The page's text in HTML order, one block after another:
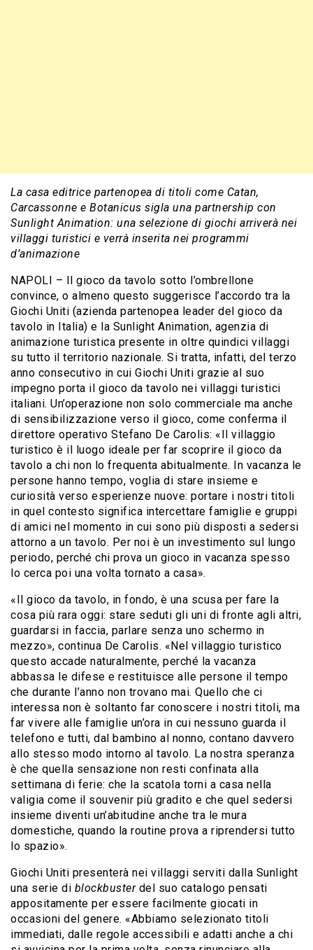
La casa editrice partenopea di titoli come Catan,
Carcassonne e Botanicus sigla una partnership con
Sunlight Animation: una selezione di giochi arriverà nei
villaggi turistici e verrà inserita nei programmi
d’animazione
NAPOLI – Il gioco da tavolo sotto l’ombrellone
convince, o almeno questo suggerisce l’accordo tra la
Giochi Uniti (azienda partenopea leader del gioco da
tavolo in Italia) e la Sunlight Animation, agenzia di
animazione turistica presente in oltre quindici villaggi
su tutto il territorio nazionale. Si tratta, infatti, del terzo
anno consecutivo in cui Giochi Uniti grazie al suo
impegno porta il gioco da tavolo nei villaggi turistici
italiani. Un’operazione non solo commerciale ma anche
di sensibilizzazione verso il gioco, come conferma il
direttore operativo Stefano De Carolis: «Il villaggio
turistico è il luogo ideale per far scoprire il gioco da
tavolo a chi non lo frequenta abitualmente. In vacanza le
persone hanno tempo, voglia di stare insieme e
curiosità verso esperienze nuove: portare i nostri titoli
in quel contesto significa intercettare famiglie e gruppi
di amici nel momento in cui sono più disposti a sedersi
attorno a un tavolo. Per noi è un investimento sul lungo
periodo, perché chi prova un gioco in vacanza spesso
lo cerca poi una volta tornato a casa».
«Il gioco da tavolo, in fondo, è una scusa per fare la
cosa più rara oggi: stare seduti gli uni di fronte agli altri,
guardarsi in faccia, parlare senza uno schermo in
mezzo», continua De Carolis. «Nel villaggio turistico
questo accade naturalmente, perché la vacanza
abbassa le difese e restituisce alle persone il tempo
che durante l’anno non trovano mai. Quello che ci
interessa non è soltanto far conoscere i nostri titoli, ma
far vivere alle famiglie un’ora in cui nessuno guarda il
telefono e tutti, dal bambino al nonno, contano davvero
allo stesso modo intorno al tavolo. La nostra speranza
è che quella sensazione non resti confinata alla
settimana di ferie: che la scatola torni a casa nella
valigia come il souvenir più gradito e che quel sedersi
insieme diventi un’abitudine anche tra le mura
domestiche, quando la routine prova a riprendersi tutto
lo spazio».
Giochi Uniti presenterà nei villaggi serviti dalla Sunlight
una serie di blockbusterdel suo catalogo pensati
appositamente per essere facilmente giocati in
occasioni del genere. «Abbiamo selezionato titoli
immediati, dalle regole accessibili e adatti anche a chi